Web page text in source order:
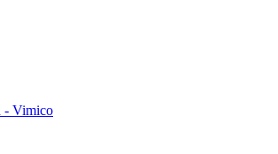
- Vimico